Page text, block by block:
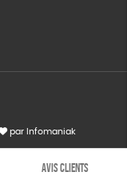
par Infomaniak
AVIS CLIENTS